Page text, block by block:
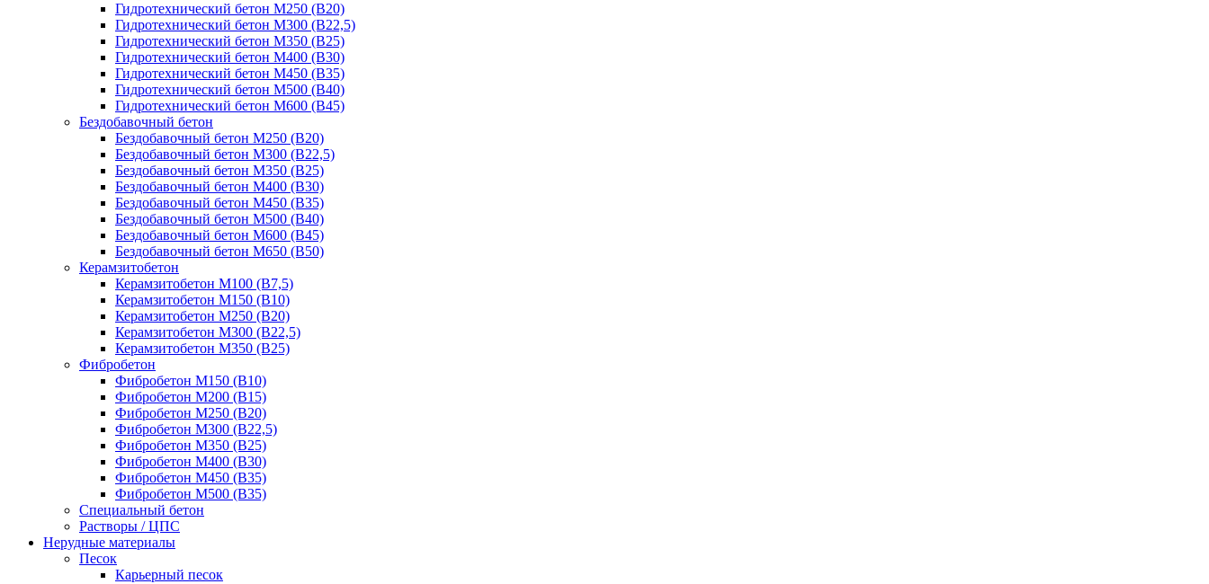
Гидротехнический бетон М250 (B20)
Гидротехнический бетон М300 (B22,5)
Гидротехнический бетон М350 (B25)
Гидротехнический бетон М400 (B30)
Гидротехнический бетон М450 (B35)
Гидротехнический бетон М500 (B40)
Гидротехнический бетон М600 (B45)
Бездобавочный бетон
Бездобавочный бетон М250 (B20)
Бездобавочный бетон М300 (B22,5)
Бездобавочный бетон М350 (B25)
Бездобавочный бетон М400 (B30)
Бездобавочный бетон М450 (B35)
Бездобавочный бетон М500 (B40)
Бездобавочный бетон М600 (B45)
Бездобавочный бетон М650 (B50)
Керамзитобетон
Керамзитобетон М100 (В7,5)
Керамзитобетон М150 (В10)
Керамзитобетон М250 (В20)
Керамзитобетон М300 (В22,5)
Керамзитобетон М350 (В25)
Фибробетон
Фибробетон М150 (B10)
Фибробетон М200 (B15)
Фибробетон М250 (B20)
Фибробетон М300 (В22,5)
Фибробетон М350 (В25)
Фибробетон М400 (В30)
Фибробетон М450 (В35)
Фибробетон М500 (В35)
Специальный бетон
Растворы / ЦПС
Нерудные материалы
Песок
Карьерный песок